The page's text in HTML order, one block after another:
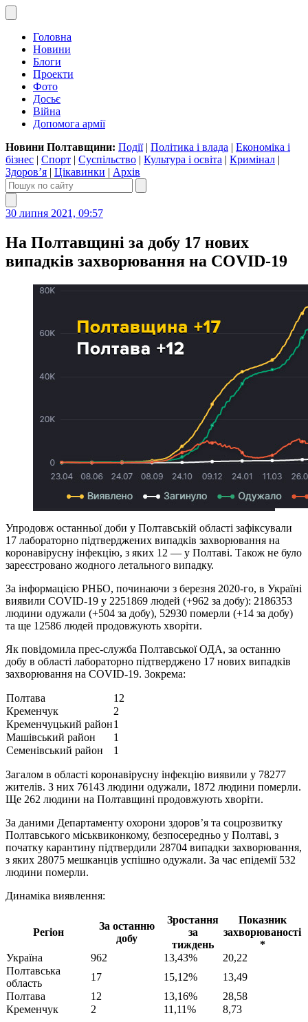
Головна
Новини
Блоги
Проекти
Фото
Досьє
Війна
Допомога армії
Новини Полтавщини: Події| Політика і влада | Економіка і
бізнес | Спорт | Суспільство | Культура і освіта | Кримінал |
Здоров’я | Цікавинки | Архів
30 липня 2021, 09:57
На Полтавщині за добу 17 нових
випадків захворювання на COVID-19
Упродовж останньої доби у Полтавській області зафіксували
17 лабораторно підтверджених випадків захворювання на
коронавірусну інфекцію, з яких 12 — у Полтаві. Також не було
зареєстровано жодного летального випадку.
За інформацією РНБО, починаючи з березня 2020-го, в Україні
виявили COVID-19 у 2251869 людей (+962 за добу): 2186353
людини одужали (+504 за добу), 52930 померли (+14 за добу)
та ще 12586 людей продовжують хворіти.
Як повідомила прес-служба Полтавської ОДА, за останню
добу в області лабораторно підтверджено 17 нових випадків
захворювання на COVID-19. Зокрема:
Полтава
12
Кременчук
2
Кременчуцький район1
Машівcький район
1
Семенівський район
1
Загалом в області коронавірусну інфекцію виявили у 78277
жителів. З них 76143 людини одужали, 1872 людини померли.
Ще 262 людини на Полтавщині продовжують хворіти.
За даними Департаменту охорони здоров’я та соцрозвитку
Полтавського міськвиконкому, безпосередньо у Полтаві, з
початку карантину підтвердили 28704 випадки захворювання,
з яких 28075 мешканців успішно одужали. За час епідемії 532
людини померли.
Динаміка виявлення:
Регіон
За останню
добу
Зростання
за
тиждень
Показник
захворюваності
*
Україна
962 13,43%
20,22
Полтавська
область
17 15,12%
13,49
Полтава
12 13,16%
28,58
Кременчук
2 11,11% 8,73